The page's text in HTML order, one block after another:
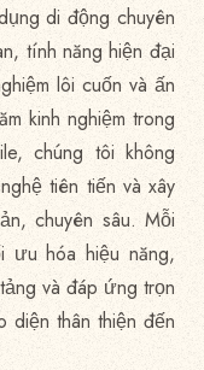
di động chuyên
tính năng hiện đại
lôi cuốn và ấn
kinh nghiệm trong
chúng tôi không
tiên tiến và xây
chuyên sâu. Mỗi
hóa hiệu năng,
và đáp ứng trọn
diện thân thiện đến